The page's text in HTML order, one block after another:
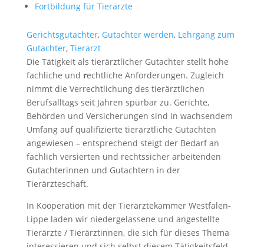
Fortbildung für Tierärzte
Gerichtsgutachter, Gutachter werden, Lehrgang zum
Gutachter, Tierarzt
Die Tätigkeit als tierärztlicher Gutachter stellt hohe
fachliche und rechtliche Anforderungen. Zugleich
nimmt die Verrechtlichung des tierärztlichen
Berufsalltags seit Jahren spürbar zu. Gerichte,
Behörden und Versicherungen sind in wachsendem
Umfang auf qualifizierte tierärztliche Gutachten
angewiesen – entsprechend steigt der Bedarf an
fachlich versierten und rechtssicher arbeitenden
Gutachterinnen und Gutachtern in der
Tierärzteschaft.
In Kooperation mit der Tierärztekammer Westfalen-
Lippe laden wir niedergelassene und angestellte
Tierärzte / Tierärztinnen, die sich für dieses Thema